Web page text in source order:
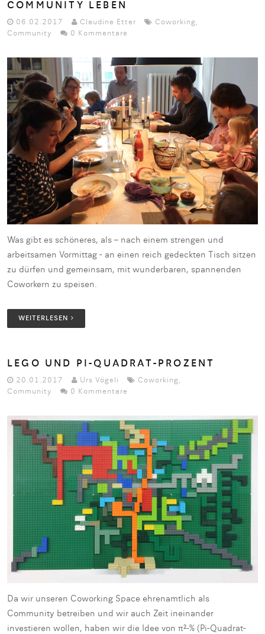
COMMUNITY LEBEN
06.02.2017 Claudine Etter Coworking,
Community
0 Kommentare
Was gibt es schöneres, als – nach einem strengen und
arbeitsamen Vormittag - an einen reich gedeckten Tisch sitzen
zu dürfen und gemeinsam, mit wunderbaren, spannenden
Coworkern zu speisen.
WEITERLESEN
LEGO UND PI-QUADRAT-PROZENT
20.01.2017 Urs Vögeli Coworking,
Community
0 Kommentare
Da wir unseren Coworking Space ehrenamtlich als
Community betreiben und wir auch Zeit ineinander
investieren wollen, haben wir die Idee von π²-% (Pi-Quadrat-